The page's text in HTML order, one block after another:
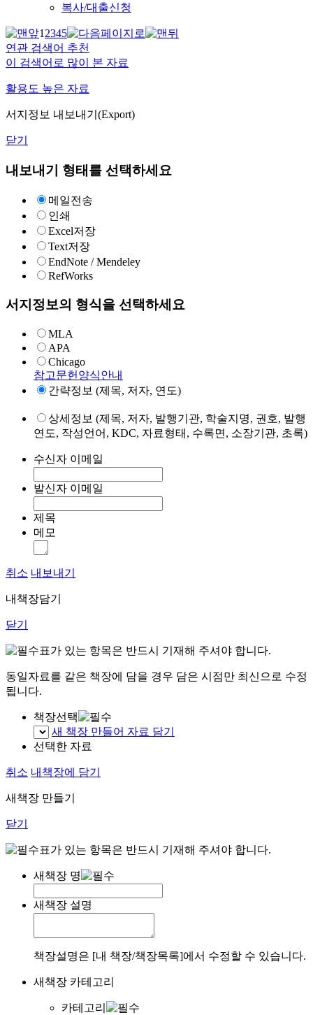
복사/대출신청
12345
연관 검색어 추천
이 검색어로 많이 본 자료
활용도 높은 자료
서지정보 내보내기(Export)
닫기
내보내기 형태를 선택하세요
메일전송
인쇄
Excel저장
Text저장
EndNote / Mendeley
RefWorks
서지정보의 형식을 선택하세요
MLA
APA
Chicago
참고문헌양식안내
간략정보 (제목, 저자, 연도)
상세정보 (제목, 저자, 발행기관, 학술지명, 권호, 발행
연도, 작성언어, KDC, 자료형태, 수록면, 소장기관, 초록)
수신자 이메일
발신자 이메일
제목
메모
취소 내보내기
내책장담기
닫기
표가 있는 항목은 반드시 기재해 주셔야 합니다.
동일자료를 같은 책장에 담을 경우 담은 시점만 최신으로 수정
됩니다.
책장선택
새 책장 만들어 자료 담기
선택한 자료
취소 내책장에 담기
새책장 만들기
닫기
표가 있는 항목은 반드시 기재해 주셔야 합니다.
새책장 명
새책장 설명
책장설명은 [내 책장/책장목록]에서 수정할 수 있습니다.
새책장 카테고리
카테고리